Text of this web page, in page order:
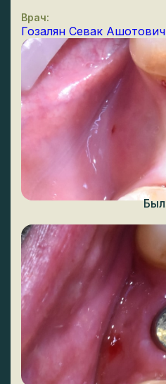
Врач:
Гозалян Севак Ашотович